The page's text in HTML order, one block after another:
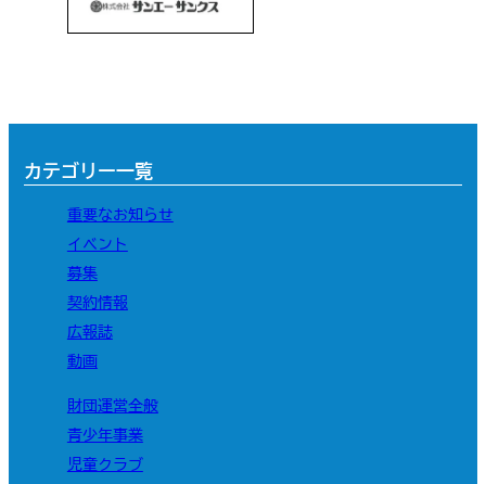
カテゴリー一覧
重要なお知らせ
イベント
募集
契約情報
広報誌
動画
財団運営全般
青少年事業
児童クラブ